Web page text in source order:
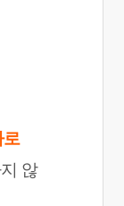
로
않